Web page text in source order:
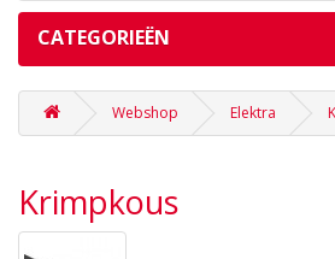
CATEGORIEËN
Webshop Elektra
Krimpkous